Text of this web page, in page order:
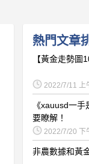
熱門文章
【黃金走勢圖
2022/7/11 上
《xauusd一
要瞭解！
2022/7/20 下
非農數據和黃